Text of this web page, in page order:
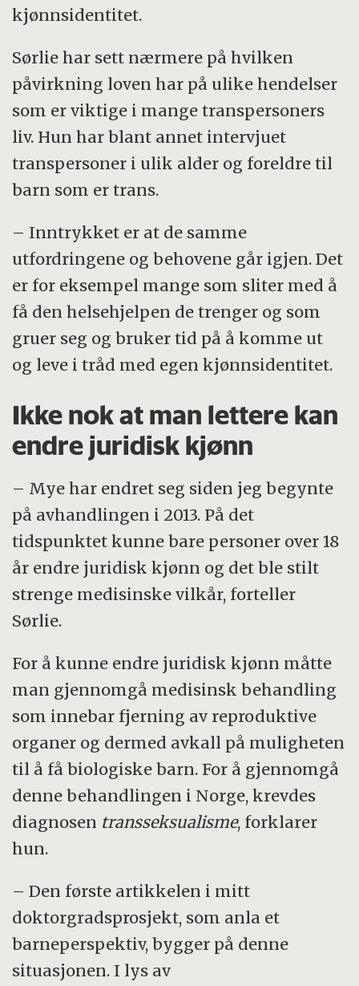
kjønnsidentitet.
Sørlie har sett nærmere på hvilken
påvirkning loven har på ulike hendelser
som er viktige i mange transpersoners
liv. Hun har blant annet intervjuet
transpersoner i ulik alder og foreldre til
barn som er trans.
– Inntrykket er at de samme
utfordringene og behovene går igjen. Det
er for eksempel mange som sliter med å
få den helsehjelpen de trenger og som
gruer seg og bruker tid på å komme ut
og leve i tråd med egen kjønnsidentitet.
Ikke nok at man lettere kan
endre juridisk kjønn
– Mye har endret seg siden jeg begynte
på avhandlingen i 2013. På det
tidspunktet kunne bare personer over 18
år endre juridisk kjønn og det ble stilt
strenge medisinske vilkår, forteller
Sørlie.
For å kunne endre juridisk kjønn måtte
man gjennomgå medisinsk behandling
som innebar fjerning av reproduktive
organer og dermed avkall på muligheten
til å få biologiske barn. For å gjennomgå
denne behandlingen i Norge, krevdes
diagnosen transseksualisme, forklarer
hun.
– Den første artikkelen i mitt
doktorgradsprosjekt, som anla et
barneperspektiv, bygger på denne
situasjonen. I lys av